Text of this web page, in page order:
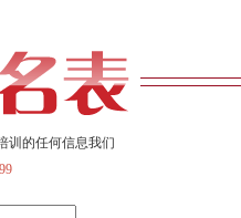
训的任何信息我们